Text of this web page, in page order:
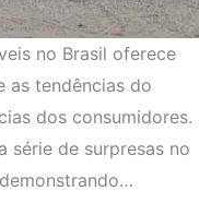
no Brasil oferece
as tendências do
dos consumidores.
série de surpresas no